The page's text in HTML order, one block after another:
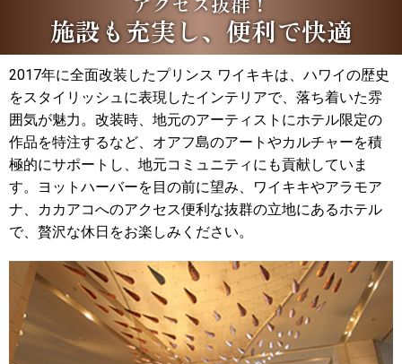
施設も充実し、便利で快適
2017年に全面改装したプリンス ワイキキは、ハワイの歴史
をスタイリッシュに表現したインテリアで、落ち着いた雰
囲気が魅力。改装時、地元のアーティストにホテル限定の
作品を特注するなど、オアフ島のアートやカルチャーを積
極的にサポートし、地元コミュニティにも貢献していま
す。ヨットハーバーを目の前に望み、ワイキキやアラモア
ナ、カカアコへのアクセス便利な抜群の立地にあるホテル
で、贅沢な休日をお楽しみください。